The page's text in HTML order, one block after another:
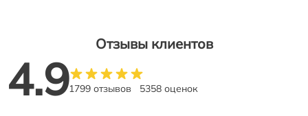
Отзывы клиентов
4.91799 отзывов 5358 оценок